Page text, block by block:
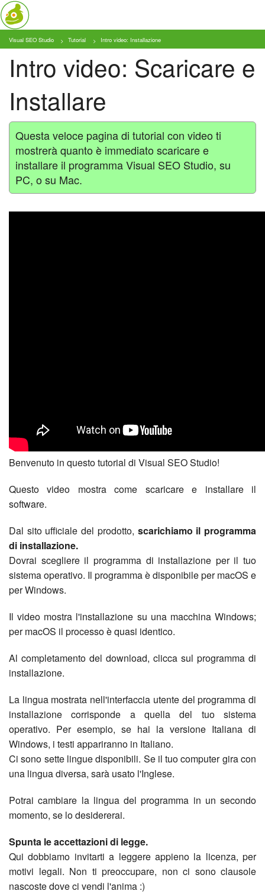
Cosa e Chi
Prodotto
Tariffe
Tutorial
Blog
Download
Visual SEO Studio Tutorial Intro video: Installazione
Intro video: Scaricare e
Installare
Questa veloce pagina di tutorial con video ti
mostrerà quanto è immediato scaricare e
installare il programma Visual SEO Studio, su
PC, o su Mac.
Benvenuto in questo tutorial di Visual SEO Studio!
Questo video mostra come scaricare e installare il
software.
Dal sito ufficiale del prodotto, scarichiamo il programma
di installazione.
Dovrai scegliere il programma di installazione per il tuo
sistema operativo. Il programma è disponibile per macOS e
per Windows.
Il video mostra l'installazione su una macchina Windows;
per macOS il processo è quasi identico.
Al completamento del download, clicca sul programma di
installazione.
La lingua mostrata nell'interfaccia utente del programma di
installazione corrisponde a quella del tuo sistema
operativo. Per esempio, se hai la versione Italiana di
Windows, i testi appariranno in Italiano.
Ci sono sette lingue disponibili. Se il tuo computer gira con
una lingua diversa, sarà usato l'Inglese.
Potrai cambiare la lingua del programma in un secondo
momento, se lo desidererai.
Spunta le accettazioni di legge.
Qui dobbiamo invitarti a leggere appieno la licenza, per
motivi legali. Non ti preoccupare, non ci sono clausole
nascoste dove ci vendi l'anima :)